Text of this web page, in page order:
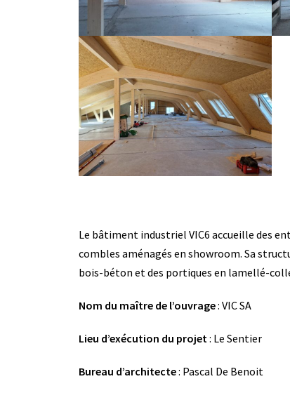
Le bâtiment industriel VIC6 accueille des
combles aménagés en showroom. Sa
bois-béton et des portiques en lamellé-
Nom du maître de l’ouvrage: VIC SA
Lieu d’exécution du projet: Le Sentier
Bureau d’architecte: Pascal De Benoit